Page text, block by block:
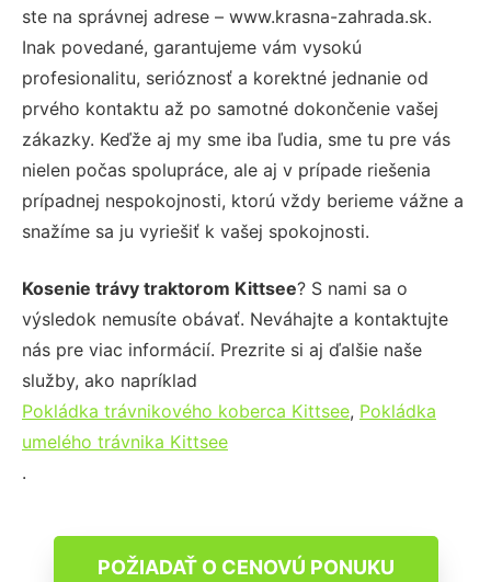
ste na správnej adrese – www.krasna-zahrada.sk.
Inak povedané, garantujeme vám vysokú
profesionalitu, serióznosť a korektné jednanie od
prvého kontaktu až po samotné dokončenie vašej
zákazky. Keďže aj my sme iba ľudia, sme tu pre vás
nielen počas spolupráce, ale aj v prípade riešenia
prípadnej nespokojnosti, ktorú vždy berieme vážne a
snažíme sa ju vyriešiť k vašej spokojnosti.
Kosenie trávy traktorom Kittsee? S nami sa o
výsledok nemusíte obávať. Neváhajte a kontaktujte
nás pre viac informácií. Prezrite si aj ďalšie naše
služby, ako napríklad
Pokládka trávnikového koberca Kittsee, Pokládka
umelého trávnika Kittsee
.
POŽIADAŤ O CENOVÚ PONUKU